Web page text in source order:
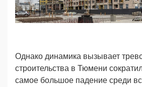
Однако динамика вызывает
строительства в Тюмени
самое большое падение среди